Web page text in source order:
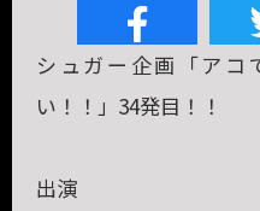
シュガー企画「アコ
い！！」34発目！！
出演